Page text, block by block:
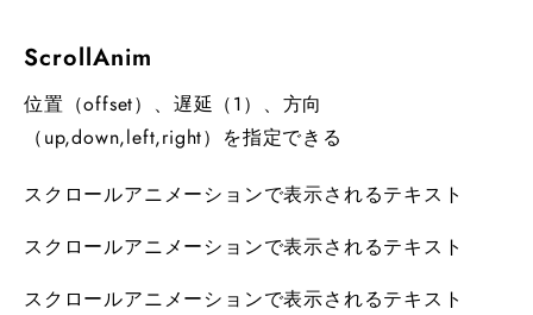
ScrollAnim
位置（offset）、遅延（1）、方向
（up,down,left,right）を指定できる
スクロールアニメーションで表示されるテキスト
スクロールアニメーションで表示されるテキスト
スクロールアニメーションで表示されるテキスト